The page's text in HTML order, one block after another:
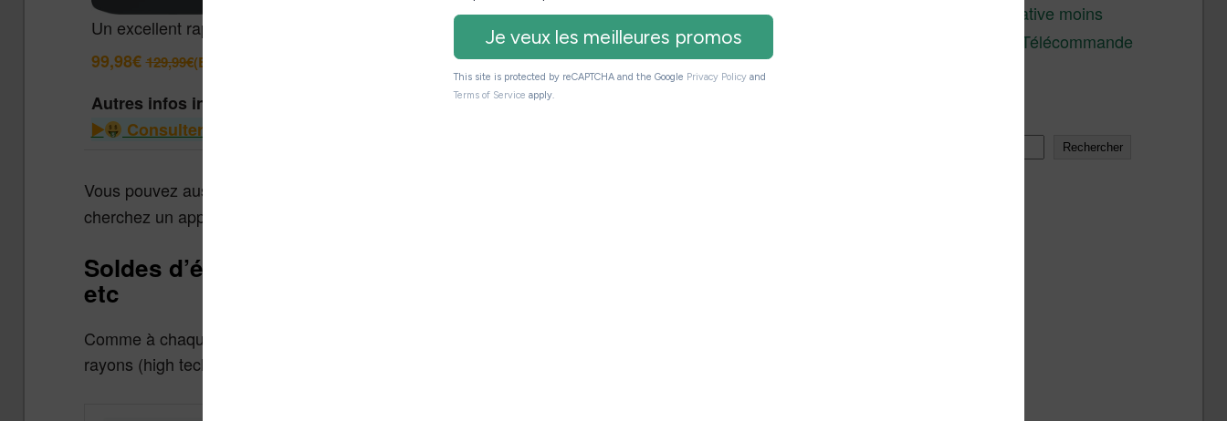
Un excellent rapport qualité / prix pour cette liseuse de 6 pouces très accessible.
99,98€ 129,99€(Boulanger)
Autres infos intéressantes
Consulter le guide des liseuses à moins de 100€
Vous pouvez aussi vous tourner vers la sélection des
cherchez un appareil de lecture d’ebooks à prix contenu.
Soldes d’été 2026 : high-tech, smartphone, jeux vidéos, DVD,
etc
Comme à chaque fois à cette période de l’année, vous aurez des réductions sur de nombreux
rayons (high tech et photo en particulier).
Une alternative moins
chère à la Télécommande
Rechercher